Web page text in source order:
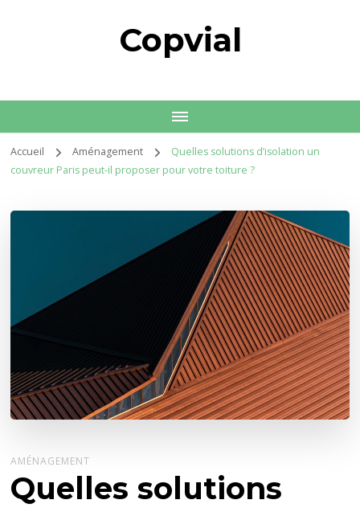
Copvial
Accueil Aménagement
Quelles solutions d’isolation un
couvreur Paris peut-il proposer pour votre toiture ?
AMÉNAGEMENT
Quelles solutions